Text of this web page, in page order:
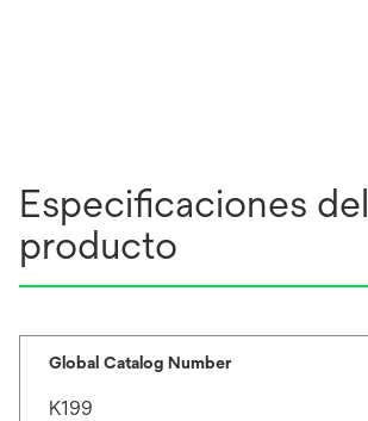
Especificaciones del
producto
Global Catalog Number
K199